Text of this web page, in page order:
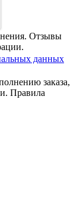
Отзывы
данных
заказа,
. Правила